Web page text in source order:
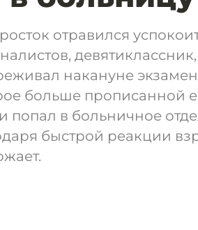
отравился
накануне
больше прописанной
попал в больничное
быстрой реакции